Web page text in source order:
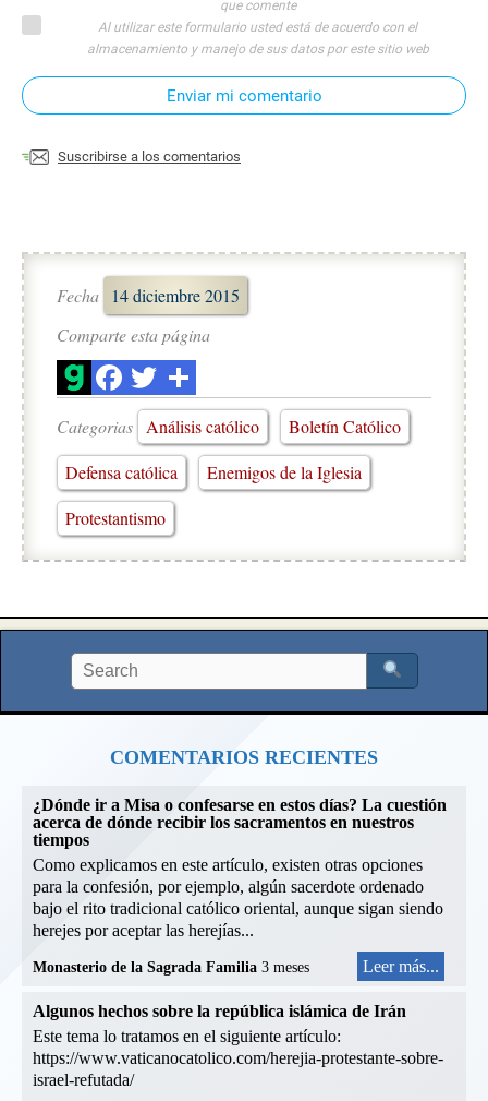
que comente
Al utilizar este formulario usted está de acuerdo con el
almacenamiento y manejo de sus datos por este sitio web
Enviar mi comentario
Suscribirse a los comentarios
Fecha
14 diciembre 2015
Comparte esta página
Categorias Análisis católico
Boletín Católico
Defensa católica
Enemigos de la Iglesia
Protestantismo
COMENTARIOS RECIENTES
¿Dónde ir a Misa o confesarse en estos días? La cuestión
acerca de dónde recibir los sacramentos en nuestros
tiempos
Como explicamos en este artículo, existen otras opciones
para la confesión, por ejemplo, algún sacerdote ordenado
bajo el rito tradicional católico oriental, aunque sigan siendo
herejes por aceptar las herejías...
Monasterio de la Sagrada Familia 3 meses Leer más...
Algunos hechos sobre la república islámica de Irán
Este tema lo tratamos en el siguiente artículo:
https://www.vaticanocatolico.com/herejia-protestante-sobre-
israel-refutada/